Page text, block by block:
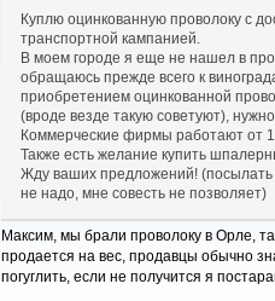
Куплю оцинкованную проволоку с
транспортной кампанией.
В моем городе я еще не нашел в
обращаюсь прежде всего к
приобретением оцинкованной
(вроде везде такую советуют),
Коммерческие фирмы работают от
Также есть желание купить
Жду ваших предложений! (посылать
не надо, мне совесть не позволяет)
Максим, мы брали проволоку в Орле,
продается на вес, продавцы обычно
погуглить, если не получится я